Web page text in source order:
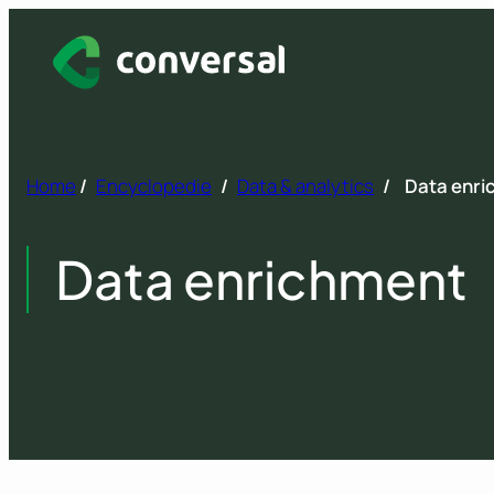
Home / Encyclopedie / Data & analytics / Data
Data enrichment